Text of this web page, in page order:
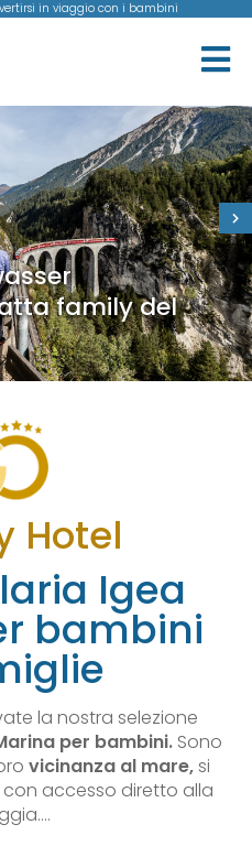
in viaggio con i bambini
family del
Hotel
Igea
bambini
la nostra selezione
per bambini. Sono
vicinanza al mare,si
accesso diretto alla